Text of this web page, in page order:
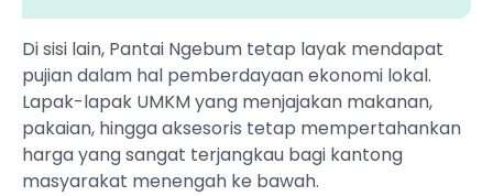
​Di sisi lain, Pantai Ngebum tetap layak mendapat
pujian dalam hal pemberdayaan ekonomi lokal.
Lapak-lapak UMKM yang menjajakan makanan,
pakaian, hingga aksesoris tetap mempertahankan
harga yang sangat terjangkau bagi kantong
masyarakat menengah ke bawah.